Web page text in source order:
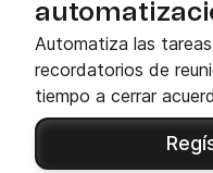
Automatiza las
recordatorios de
tiempo a cerrar